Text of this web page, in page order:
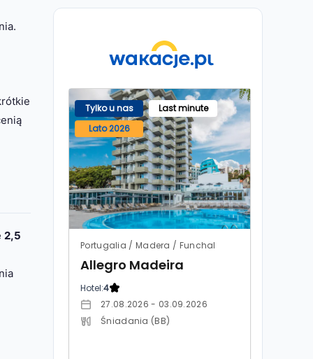
2,5
Tylko u nas
Last minute
Lato 2026
Portugalia / Madera / Funchal
Allegro Madeira
Hotel:4
27.08.2026 - 03.09.2026
Śniadania (BB)